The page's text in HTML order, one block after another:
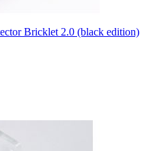
Bricklet 2.0 (black edition)